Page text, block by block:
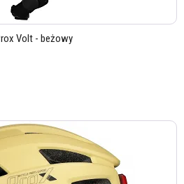
Volt - beżowy